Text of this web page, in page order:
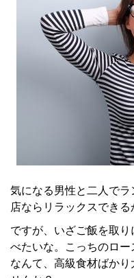
気になる男性と二人で
店ならリラックスできる
ですが、いざご飯を取
べたいな。こっちのロー
なんて、高級食材ばか